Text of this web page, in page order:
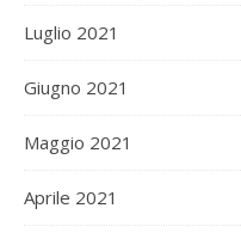
Luglio 2021
Giugno 2021
Maggio 2021
Aprile 2021